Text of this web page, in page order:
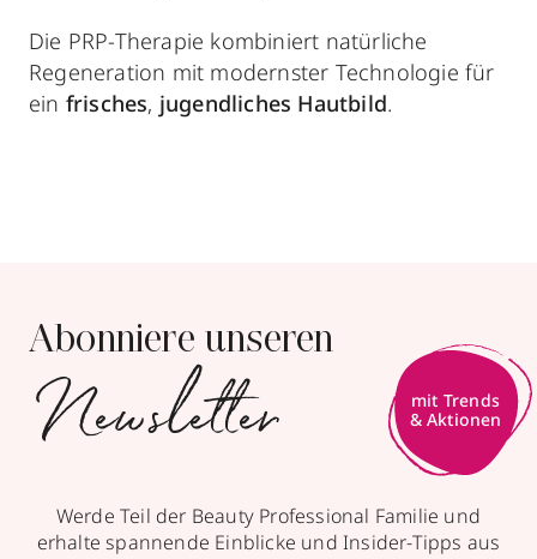
Die PRP-Therapie kombiniert natürliche
Regeneration mit modernster Technologie für
ein frisches, jugendliches Hautbild.
Abonniere unseren
Newsletter
mit Trends
& Aktionen
Werde Teil der Beauty Professional Familie und
erhalte spannende Einblicke und Insider-Tipps aus